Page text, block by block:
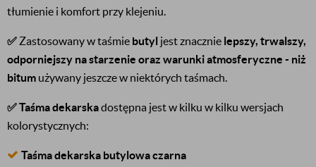
tłumienie i komfort przy klejeniu.
✅ Zastosowany w taśmie butyl jest znacznie lepszy, trwalszy,
odporniejszy na starzenie oraz warunki atmosferyczne - niż
bitum używany jeszcze w niektórych taśmach.
✅Taśma dekarskadostępna jest w kilku w kilku wersjach
kolorystycznych:
Taśma dekarska butylowa czarna